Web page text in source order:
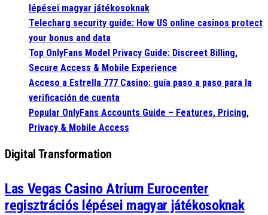
lépései magyar játékosoknak
Telecharg security guide: How US online casinos protect
your bonus and data
Top OnlyFans Model Privacy Guide: Discreet Billing,
Secure Access & Mobile Experience
Acceso a Estrella 777 Casino: guía paso a paso para la
verificación de cuenta
Popular OnlyFans Accounts Guide – Features, Pricing,
Privacy & Mobile Access
Digital Transformation
Las Vegas Casino Atrium Eurocenter
regisztrációs lépései magyar játékosoknak